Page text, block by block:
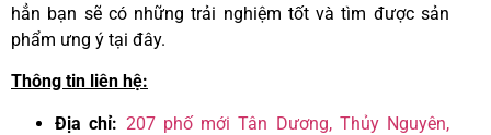
hẳn bạn sẽ có những trải nghiệm tốt và tìm được sản
phẩm ưng ý tại đây.
Thông tin liên hệ:
Địa chỉ: 207 phố mới Tân Dương, Thủy Nguyên,